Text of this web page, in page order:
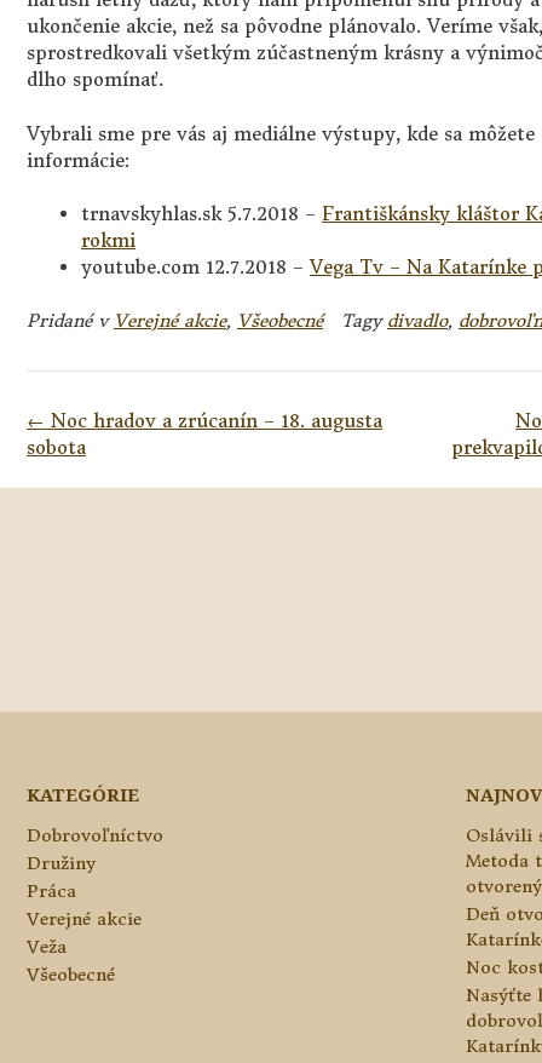
ukončenie akcie, než sa pôvodne plánovalo. Veríme
sprostredkovali všetkým zúčastneným krásny a
dlho spomínať.
Vybrali sme pre vás aj mediálne výstupy, kde sa
informácie:
trnavskyhlas.sk 5.7.2018 – Františkánsky kláštor
rokmi
youtube.com 12.7.2018 –Vega Tv – Na Katarínke
Pridané v Verejné akcie, Všeobecné Tagy divadlo,
Navigácia
v
← Noc hradov a zrúcanín – 18. augusta
sobota
KATEGÓRIE
Dobrovoľníctvo
Družiny
Práca
Verejné akcie
Veža
Všeobecné
Oslávili
Metoda
Deň
Noc
Nasýťte